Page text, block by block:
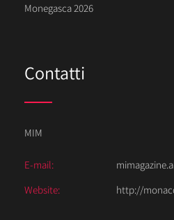
Monegasca 2026
Contatti
MIM
E-mail:
Website:
http://